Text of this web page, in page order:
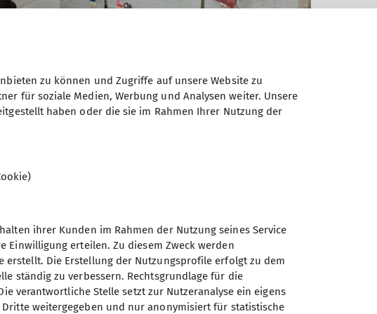
zu können und Zugriffe auf unsere Website zu
für soziale Medien, Werbung und Analysen weiter. Unsere
haben oder die sie im Rahmen Ihrer Nutzung der
ihrer Kunden im Rahmen der Nutzung seines Service
Einwilligung erteilen. Zu diesem Zweck werden
Die Erstellung der Nutzungsprofile erfolgt zu dem
ständig zu verbessern. Rechtsgrundlage für die
verantwortliche Stelle setzt zur Nutzeranalyse ein eigens
weitergegeben und nur anonymisiert für statistische